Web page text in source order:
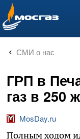
info@mos-gaz.ru
СМИ о нас
ГРП в
газ в 250
MosDay.ru
Полным ходом